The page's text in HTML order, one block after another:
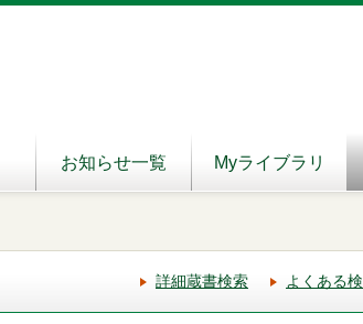
お知らせ一覧 Myライブラリ
詳細蔵書検索 よくある